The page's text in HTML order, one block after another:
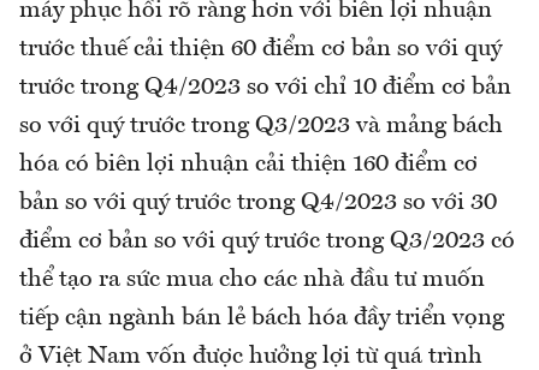
máy phục hồi rõ ràng hơn với biên lợi nhuận
trước thuế cải thiện 60 điểm cơ bản so với quý
trước trong Q4/2023 so với chỉ 10 điểm cơ bản
so với quý trước trong Q3/2023 và mảng bách
hóa có biên lợi nhuận cải thiện 160 điểm cơ
bản so với quý trước trong Q4/2023 so với 30
điểm cơ bản so với quý trước trong Q3/2023 có
thể tạo ra sức mua cho các nhà đầu tư muốn
tiếp cận ngành bán lẻ bách hóa đầy triển vọng
ở Việt Nam vốn được hưởng lợi từ quá trình